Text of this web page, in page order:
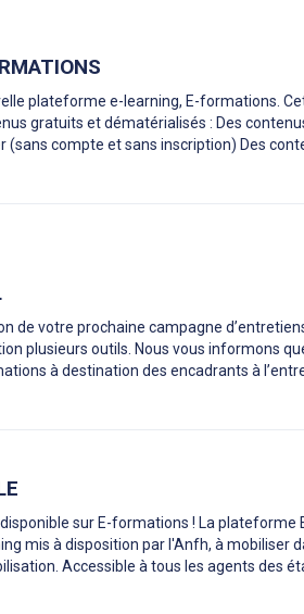
plateforme e-learning, E-formations.
gratuits et dématérialisés : Des
compte et sans inscription) Des
de votre prochaine campagne
plusieurs outils. Nous vous informons
à destination des encadrants à
sur E-formations ! La plateforme
mis à disposition par l'Anfh, à mobiliser
Accessible à tous les agents des